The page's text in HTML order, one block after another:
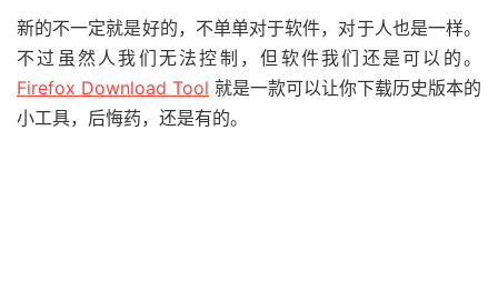
新的不一定就是好的，不单单对于软件，对于人也是一样。
不过虽然人我们无法控制，但软件我们还是可以的。
Firefox Download Tool 就是一款可以让你下载历史版本的
小工具，后悔药，还是有的。